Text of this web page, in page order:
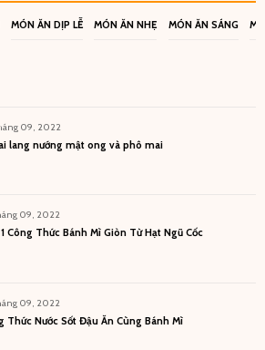
MÓN ĂN DỊP LỄ MÓN ĂN NHẸ MÓN ĂN SÁNG
09, 2022
lang nướng mật ong và phô mai
09, 2022
Công Thức Bánh Mì Giòn Từ Hạt Ngũ Cốc
09, 2022
Thức Nước Sốt Đậu Ăn Cùng Bánh Mì